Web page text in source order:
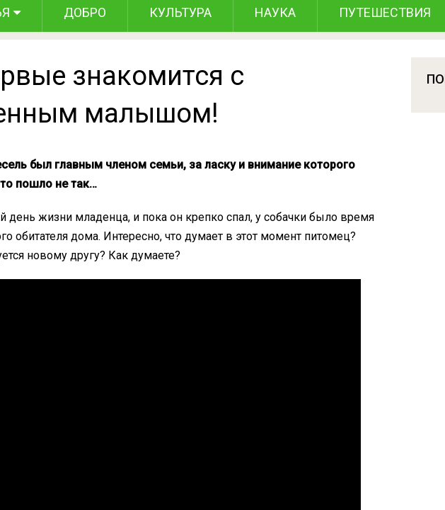
ДОБРО КУЛЬТУРА НАУКА ПУТЕШЕСТВИЯ
знакомится с
малышом!
был главным членом семьи, за ласку и внимание которого
пошло не так…
день жизни младенца, и пока он крепко спал, у собачки было время
обитателя дома. Интересно, что думает в этот момент питомец?
новому другу? Как думаете?